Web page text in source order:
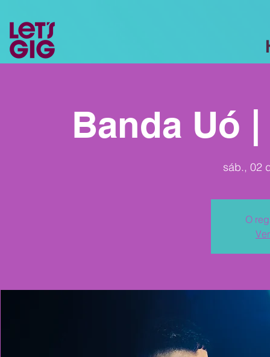
Banda Uó
sáb., 02
O